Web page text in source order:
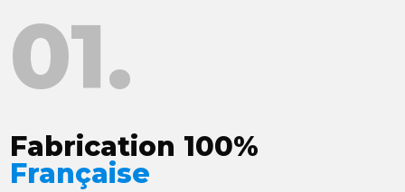
01.
Fabrication 100%
Française